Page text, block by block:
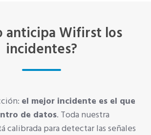
anticipa Wifirst los
incidentes?
el mejor incidente es el que
de datos. Toda nuestra
calibrada para detectar las señales